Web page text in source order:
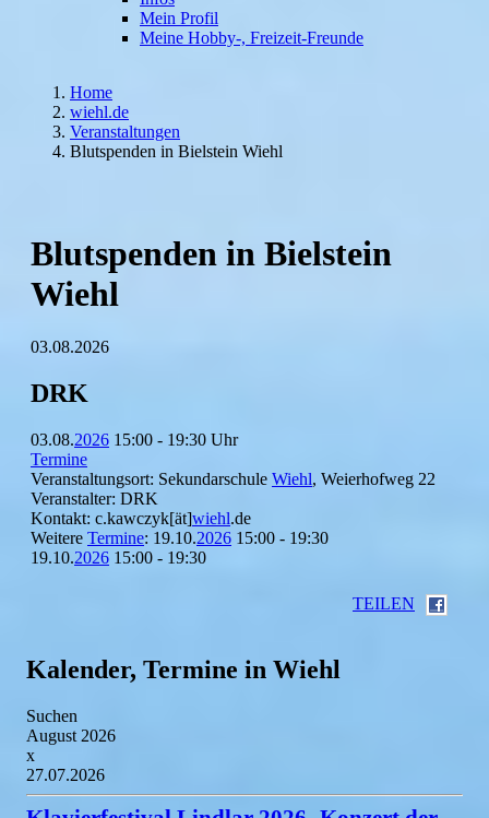
Mein Profil
Meine Hobby-, Freizeit-Freunde
Home
wiehl.de
Veranstaltungen
Blutspenden in Bielstein Wiehl
Blutspenden in Bielstein
Wiehl
03.08.2026
DRK
03.08.2026 15:00 - 19:30 Uhr
Termine
Veranstaltungsort: Sekundarschule Wiehl, Weierhofweg 22
Veranstalter: DRK
Kontakt: c.kawczyk[ät]wiehl.de
Weitere Termine: 19.10.2026 15:00 - 19:30
19.10.2026 15:00 - 19:30
TEILEN
Kalender, Termine in Wiehl
Suchen
August 2026
x
27.07.2026